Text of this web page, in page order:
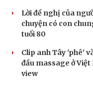
Đọc
Cửa
Lời đề nghị của
chuyện có con
tuổi 80
Clip anh Tây 'phê'
đầu massage ở
view